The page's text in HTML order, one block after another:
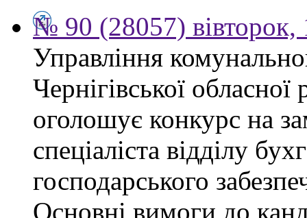
№ 90 (28057) вівторок,
Управління
Чернігівської обласної
оголошує конкурс на
спеціаліста відділу
господарського
Основні вимоги до